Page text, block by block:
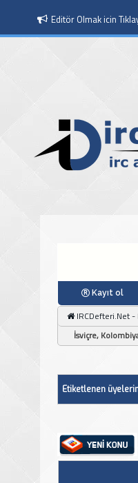
Editör Olmak icin
Moderatör Olmak icin
Kayıt ol
IRCDefteri.Net -
İsviçre,
Etiketlenen